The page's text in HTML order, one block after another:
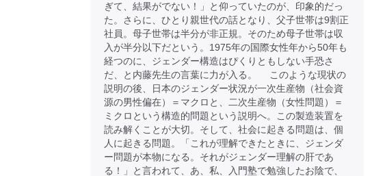
ぎて、結果がでない！」と仰っていたのが、印象的だっ
た。さらに、ひとり親世代の話となり、父子世帯は9割正
社員。母子世帯は半分が非正規。そのため母子世帯は収
入が半分以下だという。1975年の国際女性年から50年も
経つのに、ジェンダー構造はぴくりともしない手恐さ
だ、と内藤先生の言葉に力が入る。 このような現状の
説明の後、日本のジェンダー状況が一次生産物（社会資
源の男性偏在）＝マクロと、二次生産物（女性問題）＝
ミクロという構造的問題という説明へ。この製造装置を
読み解くことが大切。そして、社会に起きる問題は、個
人に起きる問題。「これが理解できたときに、ジェンダ
ー問題が本物になる。それがジェンダー理解の肝であ
る！」と言われて、あ、私、入門塾で勉強したお陰で、